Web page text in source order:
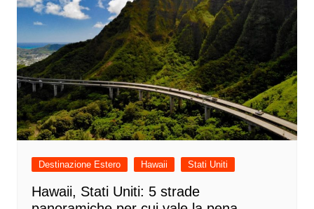
Destinazione Estero Hawaii Stati Uniti
Hawaii, Stati Uniti: 5 strade